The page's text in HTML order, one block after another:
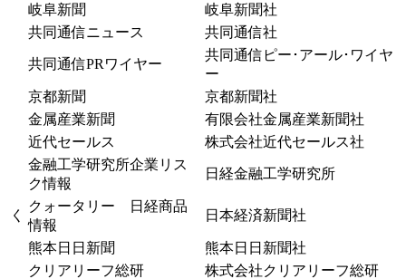
岐阜新聞
岐阜新聞社
共同通信ニュース
共同通信社
共同通信PRワイヤー
共同通信ピー･アール･ワイヤ
ー
京都新聞
京都新聞社
金属産業新聞
有限会社金属産業新聞社
近代セールス
株式会社近代セールス社
金融工学研究所企業リス
ク情報
日経金融工学研究所
く
クォータリー 日経商品
情報
日本経済新聞社
熊本日日新聞
熊本日日新聞社
クリアリーフ総研
株式会社クリアリーフ総研